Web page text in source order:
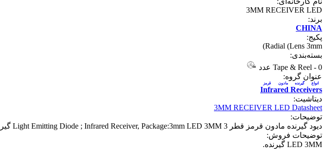
3MM RECEIVER LED
برند:
CHINA
پکیج:
Radial (Lens 3mm)
بسته‌بندی:
Tape & Reel - 0 عدد
عنوان گروه:
Infrared Receivers
انواع گيرنده مادون قرمز
دیتاشیت:
3MM RECEIVER LED Datasheet
توضیحات:
دیود گیرنده مادون قرمز قطر 3 Light Emitting Diode ; Infrared Receiver, Package:3mm LED 3MM گیرنده.
توضیحات فروش:
LED 3MM گیرنده.